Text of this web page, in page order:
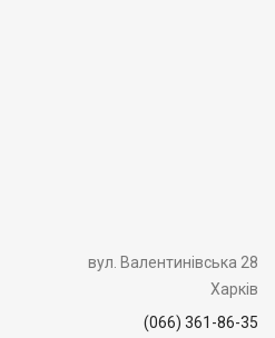
вул. Валентинівська 28
Харків
(066) 361-86-35